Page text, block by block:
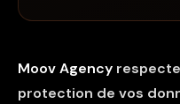
Moov Agency
protection de vos